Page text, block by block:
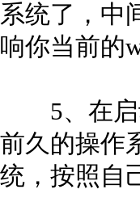
系统了，中
响你当前的
5、在启
前久的操作
统，按照自